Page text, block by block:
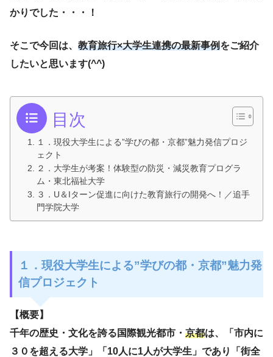
かりでした・・・！
そこで今回は、 教育旅行×大学生連携の最新事例をご紹介
したいと思います(^^)
目次
１．現役大学生による”学びの都・京都”魅力発信プロジ
ェクト
２．大学生が考案！体験型の防災・減災教育プログラ
ム・東北福祉大学
３．U＆Iターン促進に向けた教育旅行の開発へ！／追手
門学院大学
１．現役大学生による”学びの都・京都”魅力発
信プロジェクト
【概要】
千年の歴史・文化を誇る国際観光都市・ 京都は、「市内に
３０を超える大学」「10人に1人が大学生」であり「街全